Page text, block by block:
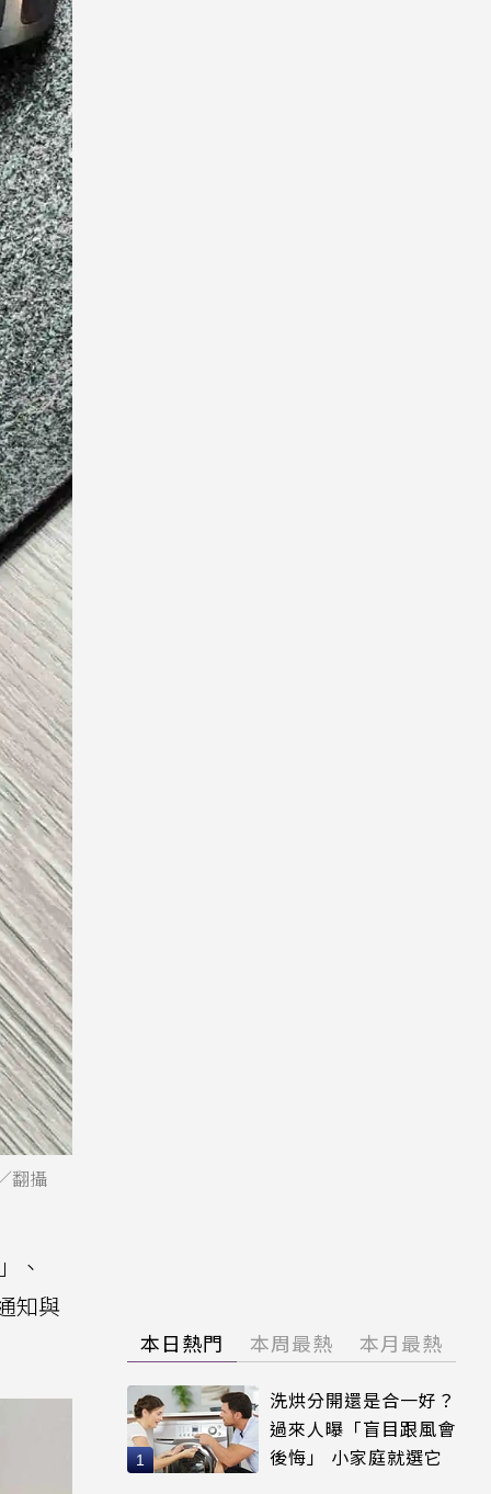
翻攝
、
知與
本日熱門 本周最熱 本月最熱
洗烘分開還是合一好？
過來人曝「盲目跟風會
後悔」 小家庭就選它